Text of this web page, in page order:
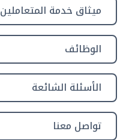
ميثاق خدمة المتعاملين
الوظائف
الأسئلة الشائعة
تواصل معنا